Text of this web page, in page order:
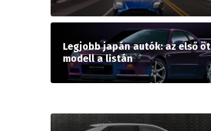
Legjobb japán autók: az első öt
modell a listán